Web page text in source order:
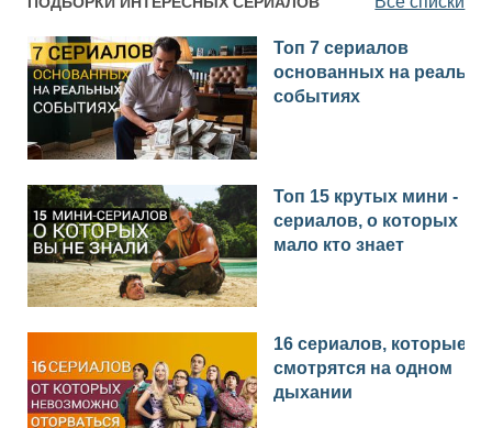
Топ 7 сериалов
основанных на
событиях
Топ 15 крутых мини -
сериалов, о которых
мало кто знает
16 сериалов, которые
смотрятся на одном
дыхании